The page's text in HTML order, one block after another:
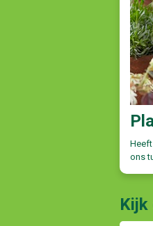
ons
Kijk